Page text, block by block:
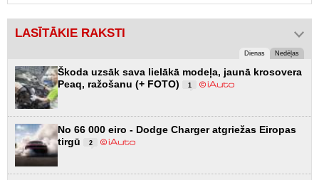
LASĪTĀKIE RAKSTI
Dienas Nedēļas
Škoda uzsāk sava lielākā modeļa, jaunā krosovera
Peaq, ražošanu (+ FOTO)
1
No 66 000 eiro - Dodge Charger atgriežas Eiropas
tirgū
2